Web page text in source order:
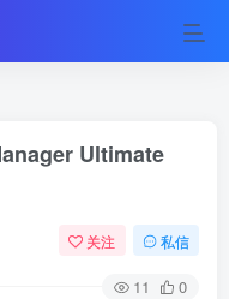
Ultimate
关注 私信
11 0